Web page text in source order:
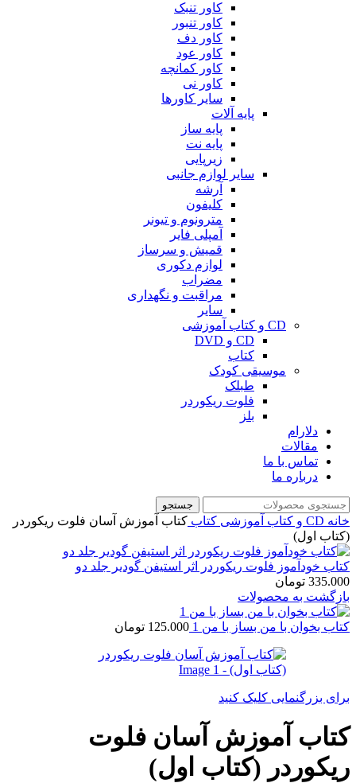
کاور تنبک
کاور تنبور
کاور دف
کاور عود
کاور کمانچه
کاور نی
سایر کاورها
پایه آلات
پایه ساز
پایه نت
زیرپایی
سایر لوازم جانبی
آرشه
کلیفون
مترونوم و تیونر
آمپلی فایر
قمیش و سرساز
لوازم دکوری
مضراب
مراقبت و نگهداری
سایر
CD و کتاب آموزشی
CD و DVD
کتاب
موسیقی کودک
طبلک
فلوت ریکوردر
بلز
دلارام
مقالات
تماس با ما
درباره ما
جستجو
خانه CD و کتاب آموزشی کتاب کتاب آموزش آسان فلوت ریکوردر
(کتاب اول)
کتاب خودآموز فلوت ریکوردر اثر استیفن گودیر جلد دو
335.000 تومان
بازگشت به محصولات
کتاب بخوان با من بساز با من 1 125.000 تومان
برای بزرگنمایی کلیک کنید
کتاب آموزش آسان فلوت
ریکوردر (کتاب اول)